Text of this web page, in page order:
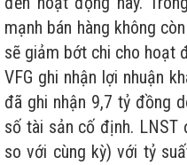
mạnh bán hàng không
sẽ giảm bớt chi cho hoạt
VFG ghi nhận lợi nhuận
đã ghi nhận 9,7 tỷ đồng
số tài sản cố định. LNST
so với cùng kỳ) với tỷ